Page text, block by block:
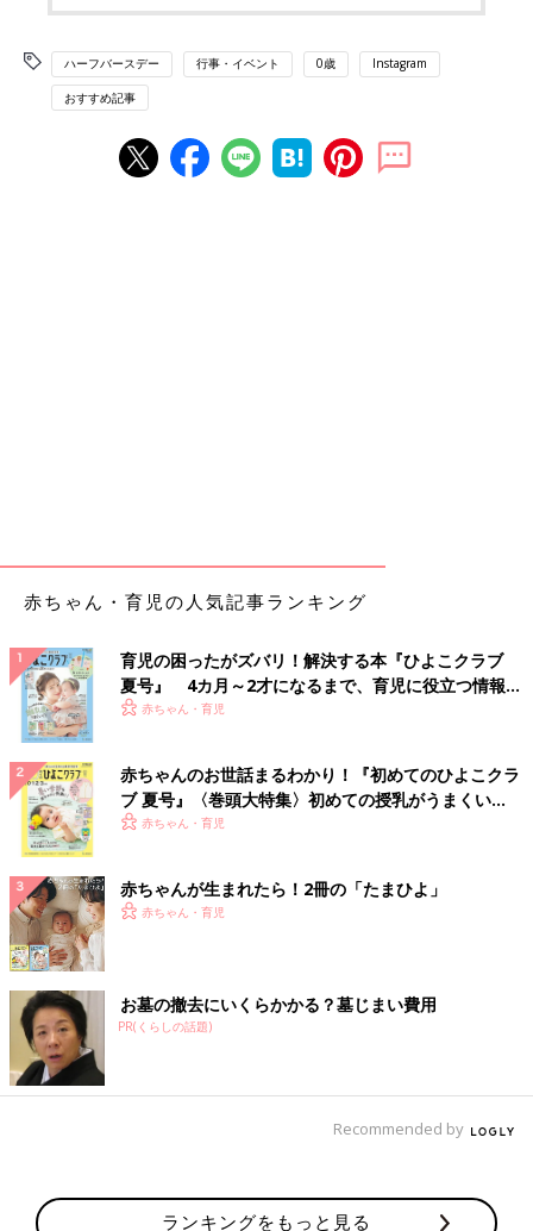
ハーフバースデー 行事・イベント 0歳 Instagram
おすすめ記事
赤ちゃん・育児の人気記事ランキング
育児の困ったがズバリ！解決する本『ひよこクラブ
夏号』 4カ月～2才になるまで、育児に役立つ情報が
いっぱい！
赤ちゃん・育児
赤ちゃんのお世話まるわかり！『初めてのひよこクラ
ブ 夏号』〈巻頭大特集〉初めての授乳がうまくい
く！ おっぱい・ミルクの基本と夏のトラブル 解決テ
赤ちゃん・育児
赤ちゃんが生まれたら！2冊の「たまひよ」
赤ちゃん・育児
お墓の撤去にいくらかかる？墓じまい費用
PR(くらしの話題)
Recommended by
ランキングをもっと見る